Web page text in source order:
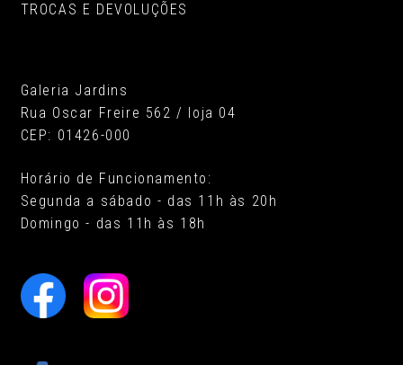
TROCAS E DEVOLUÇÕES
Galeria Jardins
Rua Oscar Freire 562 / loja 04
CEP: 01426-000
Horário de Funcionamento:
Segunda a sábado - das 11h às 20h
Domingo - das 11h às 18h